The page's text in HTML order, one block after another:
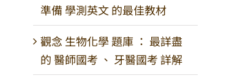
準備 學測英文 的最佳教材
觀念 生物化學 題庫 ： 最詳盡
的 醫師國考 、 牙醫國考 詳解